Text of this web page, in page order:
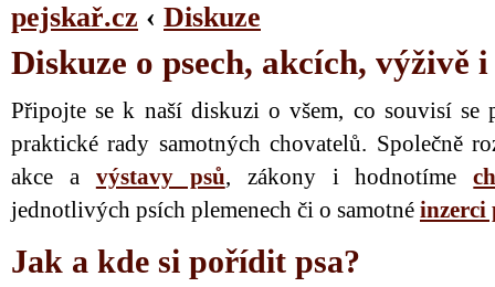
pejskař.cz ‹ Diskuze
Diskuze o psech, akcích, výživě
Připojte se k naší diskuzi o všem, co souvisí se
praktické rady samotných chovatelů. Společně
akce a výstavy psů, zákony i hodnotíme
jednotlivých psích plemenech či o samotné inzerci
Jak a kde si pořídit psa?